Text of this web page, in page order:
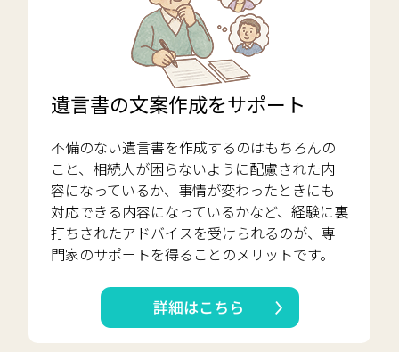
遺言書の文案作成をサポート
不備のない遺言書を作成するのはもちろんの
こと、相続人が困らないように配慮された内
容になっているか、事情が変わったときにも
対応できる内容になっているかなど、経験に裏
打ちされたアドバイスを受けられるのが、専
門家のサポートを得ることのメリットです。